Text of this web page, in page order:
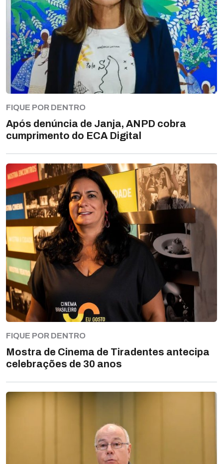
FIQUE POR DENTRO
Após denúncia de Janja, ANPD cobra
cumprimento do ECA Digital
FIQUE POR DENTRO
Mostra de Cinema de Tiradentes antecipa
celebrações de 30 anos